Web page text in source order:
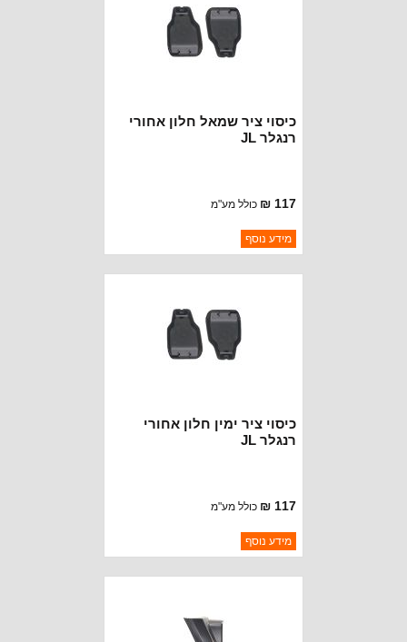
כיסוי ציר שמאל חלון אחורי
רנגלר JL
117 ₪ כולל מע"מ
ברקוד: 68413489AA
יצרן:OAKMAN OFFROAD
מידע נוסף
כיסוי ציר ימין חלון אחורי
רנגלר JL
117 ₪ כולל מע"מ
ברקוד: 68413488AA
יצרן:OAKMAN OFFROAD
מידע נוסף